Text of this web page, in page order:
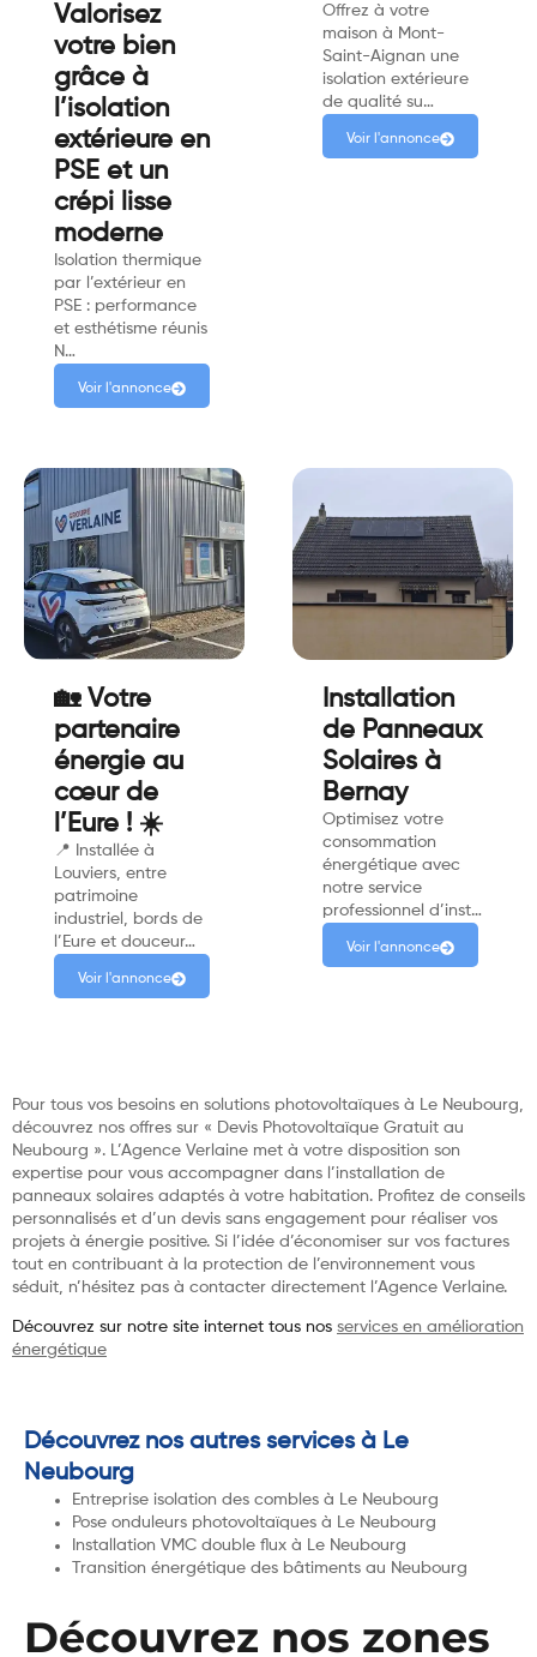
Valorisez
votre bien
grâce à
l’isolation
extérieure en
PSE et un
crépi lisse
moderne
Isolation thermique
par l’extérieur en
PSE : performance
et esthétisme réunis
N…
Voir l'annonce
Offrez à votre
maison à Mont-
Saint-Aignan une
isolation extérieure
de qualité su…
Voir l'annonce
🏡 Votre
partenaire
énergie au
cœur de
l’Eure ! ☀️
📍 Installée à
Louviers, entre
patrimoine
industriel, bords de
l’Eure et douceur…
Voir l'annonce
Installation
de Panneaux
Solaires à
Bernay
Optimisez votre
consommation
énergétique avec
notre service
professionnel d’inst…
Voir l'annonce
Pour tous vos besoins en solutions photovoltaïques à Le Neubourg,
découvrez nos offres sur « Devis Photovoltaïque Gratuit au
Neubourg ». L’Agence Verlaine met à votre disposition son
expertise pour vous accompagner dans l’installation de
panneaux solaires adaptés à votre habitation. Profitez de conseils
personnalisés et d’un devis sans engagement pour réaliser vos
projets à énergie positive. Si l’idée d’économiser sur vos factures
tout en contribuant à la protection de l’environnement vous
séduit, n’hésitez pas à contacter directement l’Agence Verlaine.
Découvrez sur notre site internet tous nos services en amélioration
énergétique
Découvrez nos autres services à Le
Neubourg
Entreprise isolation des combles à Le Neubourg
Pose onduleurs photovoltaïques à Le Neubourg
Installation VMC double flux à Le Neubourg
Transition énergétique des bâtiments au Neubourg
Découvrez nos zones